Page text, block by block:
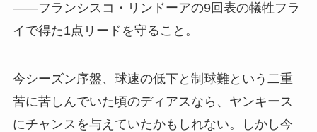
——フランシスコ・リンドーアの9回表の犠牲フラ
イで得た1点リードを守ること。
今シーズン序盤、球速の低下と制球難という二重
苦に苦しんでいた頃のディアスなら、ヤンキース
にチャンスを与えていたかもしれない。しかし今